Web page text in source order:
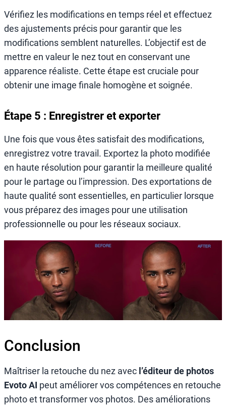
Vérifiez les modifications en temps réel et effectuez
des ajustements précis pour garantir que les
modifications semblent naturelles. L’objectif est de
mettre en valeur le nez tout en conservant une
apparence réaliste. Cette étape est cruciale pour
obtenir une image finale homogène et soignée.
Étape 5 : Enregistrer et exporter
Une fois que vous êtes satisfait des modifications,
enregistrez votre travail. Exportez la photo modifiée
en haute résolution pour garantir la meilleure qualité
pour le partage ou l’impression. Des exportations de
haute qualité sont essentielles, en particulier lorsque
vous préparez des images pour une utilisation
professionnelle ou pour les réseaux sociaux.
Conclusion
Maîtriser la retouche du nez avec l’éditeur de photos
Evoto AI peut améliorer vos compétences en retouche
photo et transformer vos photos. Des améliorations